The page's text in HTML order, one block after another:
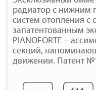
радиатор с нижним
систем отопления с
запатентованным
PIANOFORTE –
секций,
движении. Патент